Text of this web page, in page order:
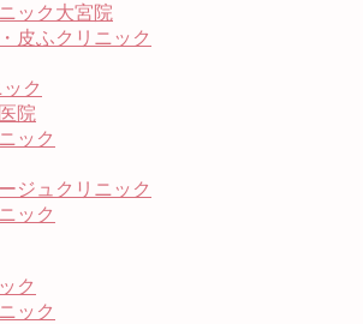
ック大宮院
皮ふクリニック
ク
院
ック
ジュクリニック
ック
ク
ック